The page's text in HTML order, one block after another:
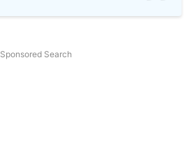
Sponsored Search